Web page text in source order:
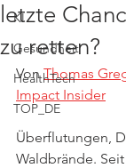
KI
Gesundheit
HealthTech
TOP_DE
letzte
zu retten?
Von Thomas
Impact Insider
Überflutungen,
Waldbrände.